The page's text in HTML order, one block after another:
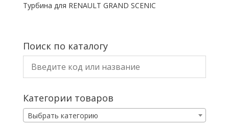
Турбина для RENAULT GRAND SCENIC
Поиск по каталогу
Категории товаров
Выбрать категорию